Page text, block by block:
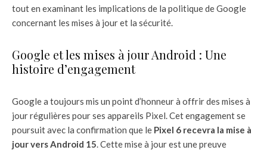
tout en examinant les implications de la politique de Google
concernant les mises à jour et la sécurité.
Google et les mises à jour Android : Une
histoire d’engagement
Google a toujours mis un point d’honneur à offrir des mises à
jour régulières pour ses appareils Pixel. Cet engagement se
poursuit avec la confirmation que le Pixel 6 recevra la mise à
jour vers Android 15. Cette mise à jour est une preuve